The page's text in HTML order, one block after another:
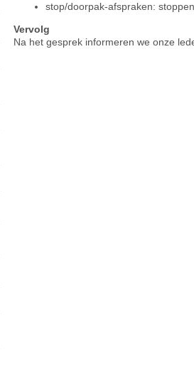
stop/doorpak-afspraken:
Vervolg
Na het gesprek informeren we onze